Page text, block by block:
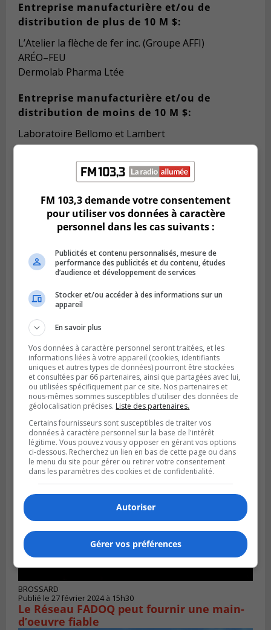
Entreprise manufacturière et/ou de
distribution de plus de 10 M $:
L’Atelier la flèche de fer inc. (Groupe AFFI)
ARÉO–FEU
Dermolab Pharma Ltée
Entreprise manufacturière et/ou de
distribution de moins de 10 M $:
Laboratoire Bellomo et Lambert
Groupe SVR
Vous aimerez aussi
BOUCHERVILLE
Publié le 29 février 2024 à 16h38
RONA élimine le nom de Lowe’s en
province et au pays
BROSSARD
Publié le 27 février 2024 à 15h30
Le Réseau FADOQ peut fournir une main-
d’oeuvre fiable
FM 103,3 demande votre consentement
pour utiliser vos données à caractère
personnel dans les cas suivants :
Publicités et contenu personnalisés, mesure de
performance des publicités et du contenu, études
d’audience et développement de services
Stocker et/ou accéder à des informations sur un
appareil
En savoir plus
Vos données à caractère personnel seront traitées, et les
informations liées à votre appareil (cookies, identifiants
uniques et autres types de données) pourront être stockées
et consultées par 66 partenaires, ainsi que partagées avec lui,
ou utilisées spécifiquement par ce site. Nos partenaires et
nous-mêmes sommes susceptibles d'utiliser des données de
géolocalisation précises. Liste des partenaires.
Certains fournisseurs sont susceptibles de traiter vos
données à caractère personnel sur la base de l'intérêt
légitime. Vous pouvez vous y opposer en gérant vos options
ci-dessous. Recherchez un lien en bas de cette page ou dans
le menu du site pour gérer ou retirer votre consentement
dans les paramètres des cookies et de confidentialité.
Autoriser
Gérer vos préférences